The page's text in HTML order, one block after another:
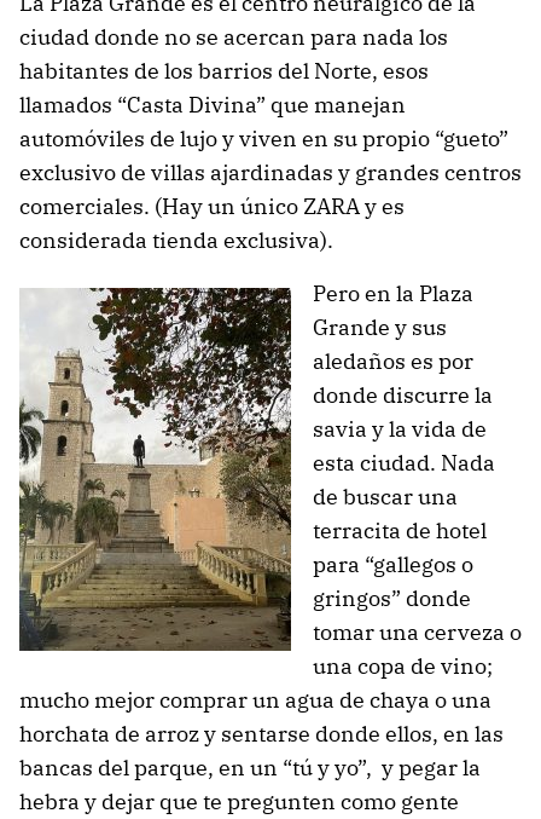
ciudad donde no se acercan para nada los
habitantes de los barrios del Norte, esos
llamados “Casta Divina” que manejan
automóviles de lujo y viven en su propio “gueto”
exclusivo de villas ajardinadas y grandes centros
comerciales. (Hay un único ZARA y es
considerada tienda exclusiva).
Pero en la Plaza
Grande y sus
aledaños es por
donde discurre la
savia y la vida de
esta ciudad. Nada
de buscar una
terracita de hotel
para “gallegos o
gringos” donde
tomar una cerveza o
una copa de vino;
mucho mejor comprar un agua de chaya o una
horchata de arroz y sentarse donde ellos, en las
bancas del parque, en un “tú y yo”, y pegar la
hebra y dejar que te pregunten como gente